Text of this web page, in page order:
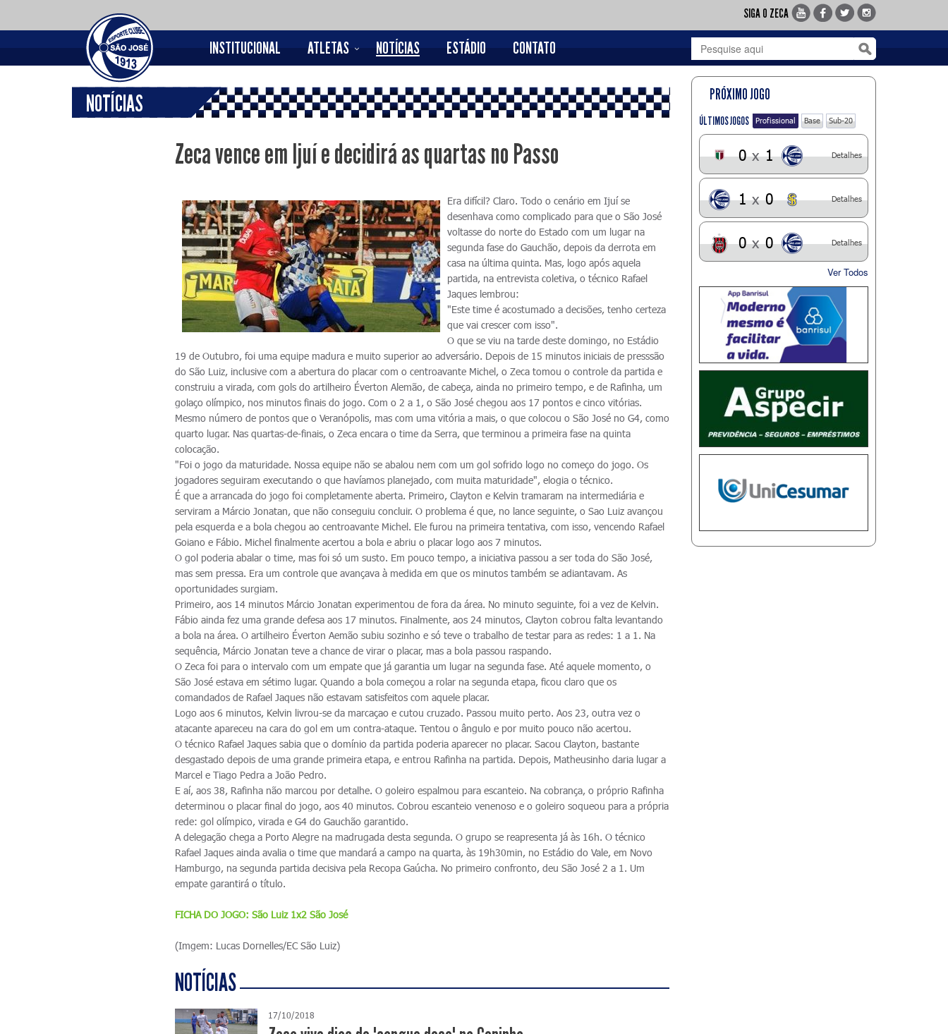
SIGA O ZECA
INSTITUCIONAL ATLETAS NOTÍCIAS ESTÁDIO CONTATO
NOTÍCIAS
Zeca vence em Ijuí e decidirá as quartas no Passo
Era difícil? Claro. Todo o cenário em Ijuí se
desenhava como complicado para que o São José
voltasse do norte do Estado com um lugar na
segunda fase do Gauchão, depois da derrota em
casa na última quinta. Mas, logo após aquela
partida, na entrevista coletiva, o técnico Rafael
Jaques lembrou:
"Este time é acostumado a decisões, tenho certeza
que vai crescer com isso".
O que se viu na tarde deste domingo, no Estádio
19 de Outubro, foi uma equipe madura e muito superior ao adversário. Depois de 15 minutos iniciais de presssão
do São Luiz, inclusive com a abertura do placar com o centroavante Michel, o Zeca tomou o controle da partida e
construiu a virada, com gols do artilheiro Éverton Alemão, de cabeça, ainda no primeiro tempo, e de Rafinha, um
golaço olímpico, nos minutos finais do jogo. Com o 2 a 1, o São José chegou aos 17 pontos e cinco vitórias.
Mesmo número de pontos que o Veranópolis, mas com uma vitória a mais, o que colocou o São José no G4, como
quarto lugar. Nas quartas-de-finais, o Zeca encara o time da Serra, que terminou a primeira fase na quinta
colocação.
"Foi o jogo da maturidade. Nossa equipe não se abalou nem com um gol sofrido logo no começo do jogo. Os
jogadores seguiram executando o que havíamos planejado, com muita maturidade", elogia o técnico.
É que a arrancada do jogo foi completamente aberta. Primeiro, Clayton e Kelvin tramaram na intermediária e
serviram a Márcio Jonatan, que não conseguiu concluir. O problema é que, no lance seguinte, o Sao Luiz avançou
pela esquerda e a bola chegou ao centroavante Michel. Ele furou na primeira tentativa, com isso, vencendo Rafael
Goiano e Fábio. Michel finalmente acertou a bola e abriu o placar logo aos 7 minutos.
O gol poderia abalar o time, mas foi só um susto. Em pouco tempo, a iniciativa passou a ser toda do São José,
mas sem pressa. Era um controle que avançava à medida em que os minutos também se adiantavam. As
oportunidades surgiam.
Primeiro, aos 14 minutos Márcio Jonatan experimentou de fora da área. No minuto seguinte, foi a vez de Kelvin.
Fábio ainda fez uma grande defesa aos 17 minutos. Finalmente, aos 24 minutos, Clayton cobrou falta levantando
a bola na área. O artilheiro Éverton Aemão subiu sozinho e só teve o trabalho de testar para as redes: 1 a 1. Na
sequência, Márcio Jonatan teve a chance de virar o placar, mas a bola passou raspando.
O Zeca foi para o intervalo com um empate que já garantia um lugar na segunda fase. Até aquele momento, o
São José estava em sétimo lugar. Quando a bola começou a rolar na segunda etapa, ficou claro que os
comandados de Rafael Jaques não estavam satisfeitos com aquele placar.
Logo aos 6 minutos, Kelvin livrou-se da marcaçao e cutou cruzado. Passou muito perto. Aos 23, outra vez o
atacante apareceu na cara do gol em um contra-ataque. Tentou o ângulo e por muito pouco não acertou.
O técnico Rafael Jaques sabia que o domínio da partida poderia aparecer no placar. Sacou Clayton, bastante
desgastado depois de uma grande primeira etapa, e entrou Rafinha na partida. Depois, Matheusinho daria lugar a
Marcel e Tiago Pedra a João Pedro.
E aí, aos 38, Rafinha não marcou por detalhe. O goleiro espalmou para escanteio. Na cobrança, o próprio Rafinha
determinou o placar final do jogo, aos 40 minutos. Cobrou escanteio venenoso e o goleiro soqueou para a própria
rede: gol olímpico, virada e G4 do Gauchão garantido.
A delegação chega a Porto Alegre na madrugada desta segunda. O grupo se reapresenta já às 16h. O técnico
Rafael Jaques ainda avalia o time que mandará a campo na quarta, às 19h30min, no Estádio do Vale, em Novo
Hamburgo, na segunda partida decisiva pela Recopa Gaúcha. No primeiro confronto, deu São José 2 a 1. Um
empate garantirá o título.
FICHA DO JOGO: São Luiz 1x2 São José
(Imgem: Lucas Dornelles/EC São Luiz)
NOTÍCIAS
17/10/2018
PRÓXIMO JOGO
ÚLTIMOS JOGOS Profissional Base Sub-20
0 x 1 Detalhes
1 x 0 Detalhes
0 x 0 Detalhes
Ver Todos